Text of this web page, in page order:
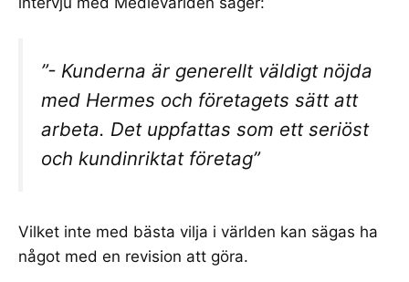
”- Kunderna är generellt väldigt nöjda
med Hermes och företagets sätt att
arbeta. Det uppfattas som ett seriöst
och kundinriktat företag”
Vilket inte med bästa vilja i världen kan sägas ha
något med en revision att göra.